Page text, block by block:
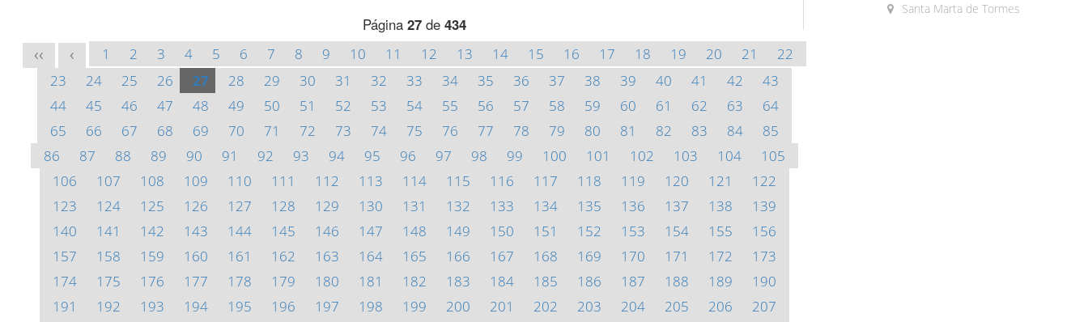
Página 27 de 434
<< < 1 2 3 4 5 6 7 8 9 10 11 12 13 14 15 16 17 18 19 20 21
22
23
24 25 26 27 28 29 30 31 32 33 34 35 36 37 38 39 40 41 42
43
44
45 46 47 48 49 50 51 52 53 54 55 56 57 58 59 60 61 62 63
64
65
66 67 68 69 70 71 72 73 74 75 76 77 78 79 80 81 82 83 84
85
86
87 88 89 90 91 92 93 94 95 96 97 98 99 100 101 102 103 104
105
106
107 108 109 110 111 112 113 114 115 116 117 118 119 120 121
122
123
124 125 126 127 128 129 130 131 132 133 134 135 136 137 138
139
140
141 142 143 144 145 146 147 148 149 150 151 152 153 154 155
156
157
158 159 160 161 162 163 164 165 166 167 168 169 170 171 172
173
174
175 176 177 178 179 180 181 182 183 184 185 186 187 188 189
190
191
192 193 194 195 196 197 198 199 200 201 202 203 204 205 206 207
Santa Marta de Tormes